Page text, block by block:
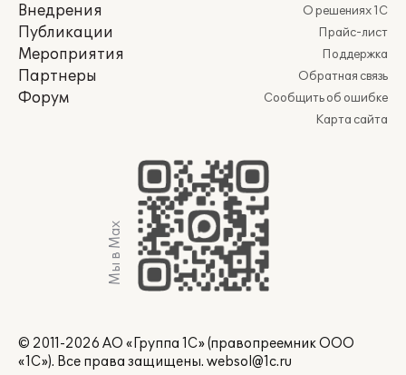
Внедрения
Публикации
Мероприятия
Партнеры
Форум
О решениях 1С
Прайс-лист
Поддержка
Обратная связь
Сообщить об ошибке
Карта сайта
Мы в Max
© 2011-2026 АО «Группа 1С» (правопреемник ООО
«1С»). Все права защищены. websol@1c.ru